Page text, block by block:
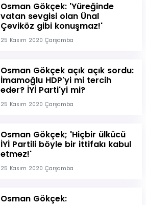
Osman Gökçek: 'Yüreğinde
vatan sevgisi olan Ünal
Çeviköz gibi konuşmaz!'
25 Kasım 2020 Çarşamba
Osman Gökçek açık açık sordu:
İmamoğlu HDP'yi mi tercih
eder? İYİ Parti'yi mi?
25 Kasım 2020 Çarşamba
Osman Gökçek; 'Hiçbir ülkücü
İYİ Partili böyle bir ittifakı kabul
etmez!'
25 Kasım 2020 Çarşamba
Osman Gökçek: